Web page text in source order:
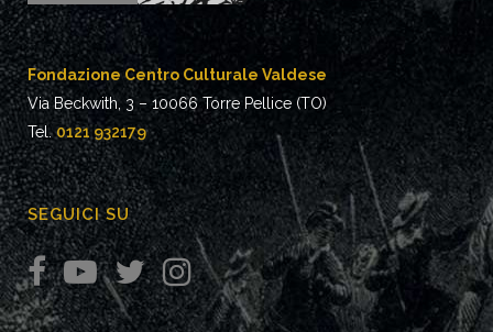
Fondazione Centro Culturale Valdese
Via Beckwith, 3 – 10066 Torre Pellice (TO)
Tel.0121 932179
SEGUICI SU